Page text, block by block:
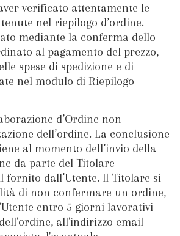
verificato attentamente le
nel riepilogo d’ordine.
mediante la conferma dello
al pagamento del prezzo,
spese di spedizione e di
nel modulo di Riepilogo
d’Ordine non
dell’ordine. La conclusione
al momento dell’invio della
da parte del Titolare
fornito dall’Utente. Il Titolare si
di non confermare un ordine,
entro 5 giorni lavorativi
all'indirizzo email